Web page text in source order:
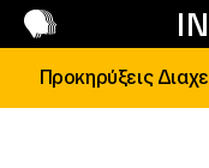
Προκηρύξεις